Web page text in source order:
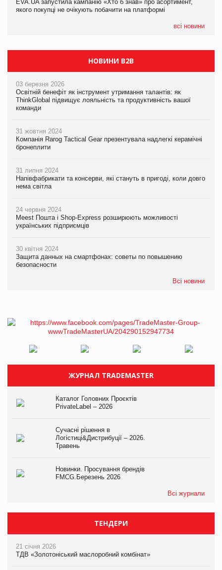
EVA.UA запустила кампанію «Хто б знав» про асортимент,
якого покупці не очікують побачити на платформі
всі новини
05.08.2026
Мережа супермаркетів VARUS купує мережу магазинів
НОВИНИ B2B
03 березня 2026
Освітній бенефіт як інструмент утримання талантів: як
ThinkGlobal підвищує лояльність та продуктивність вашої
команди
31 жовтня 2024
Компанія Rarog Tactical Gear презентувала надлегкі керамічні
бронеплити
31 липня 2024
Напівфабрикати та консерви, які стануть в пригоді, коли довго
нема світла
24 червня 2024
Meest Пошта і Shop-Express розширюють можливості
українських підприємців
30 квітня 2024
Защита данных на смартфонах: советы по повышению
безопасности
Всі новини
ЖУРНАЛ TRADEMASTER
Каталог Головних Проєктів
PrivateLabel – 2026
Сучасні рішення в
Логістиці&Дистрибуції – 2026.
Травень
Новинки. Просування брендів
FMCG.Березень 2026
Всі журнали
ТЕНДЕРИ
21 січня 2026
ТДВ «Золотоніський маслоробний комбінат»